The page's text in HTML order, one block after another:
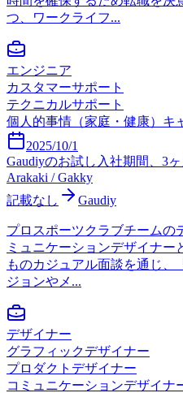
つ、ワークライフ...
エンジニア
カスタマーサポート
テクニカルサポート
個人的事情（家庭・健康） キ
2025/10/1
Gaudiyのお試し入社期間、3
Arakaki / Gakky
記載なし
Gaudiy
プロスポーツクラブチームの
ミュニケーションデザイナー
ものカジュアル面談を通じ
ジョンやメ...
デザイナー
グラフィックデザイナー
プロダクトデザイナー
コミュニケーションデザイナ